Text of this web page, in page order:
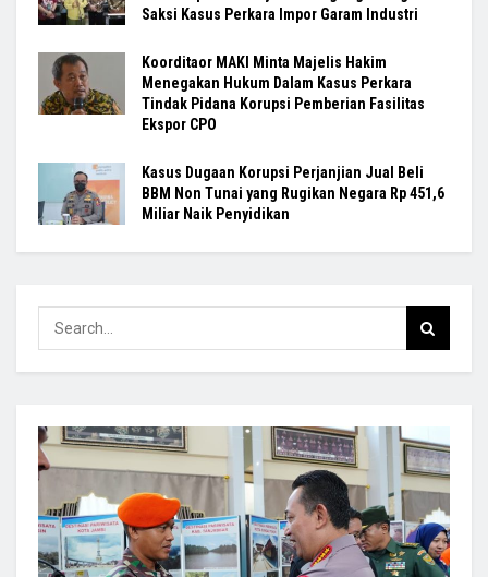
Saksi Kasus Perkara Impor Garam Industri
Koorditaor MAKI Minta Majelis Hakim
Menegakan Hukum Dalam Kasus Perkara
Tindak Pidana Korupsi Pemberian Fasilitas
Ekspor CPO
Kasus Dugaan Korupsi Perjanjian Jual Beli
BBM Non Tunai yang Rugikan Negara Rp 451,6
Miliar Naik Penyidikan